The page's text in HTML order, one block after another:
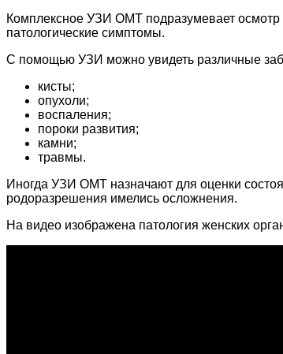
Комплексное УЗИ ОМТ подразумевает осмотр
патологические симптомы.
С помощью УЗИ можно увидеть различные
кисты;
опухоли;
воспаления;
пороки развития;
камни;
травмы.
Иногда УЗИ ОМТ назначают для оценки
родоразрешения имелись осложнения.
На видео изображена патология женских